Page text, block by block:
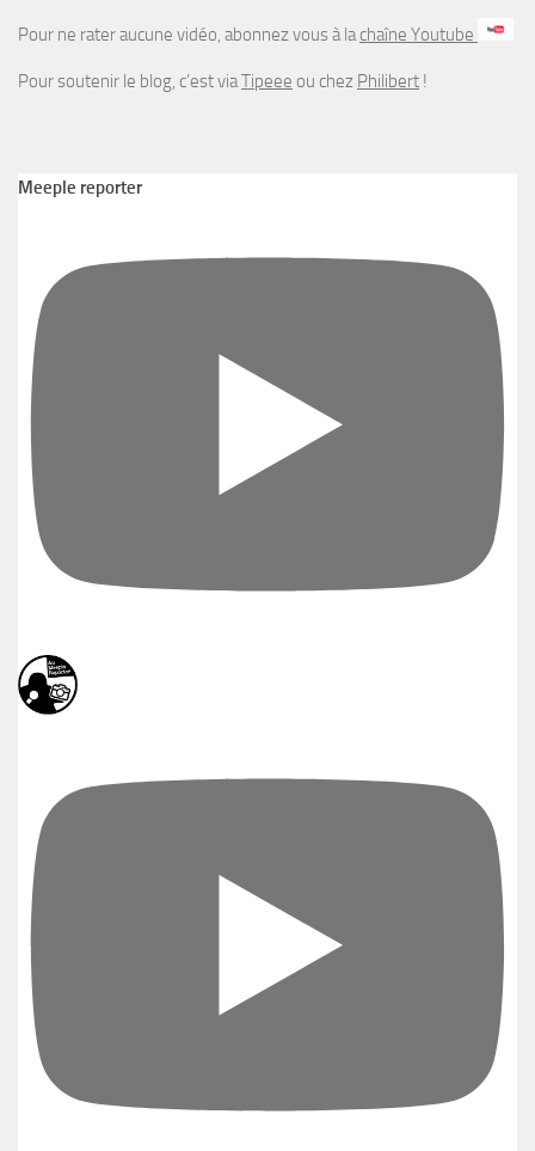
Pour ne rater aucune vidéo, abonnez vous à lachaîne Youtube
Pour soutenir le blog, c’est viaTipeee ou chez Philibert !
Meeple reporter